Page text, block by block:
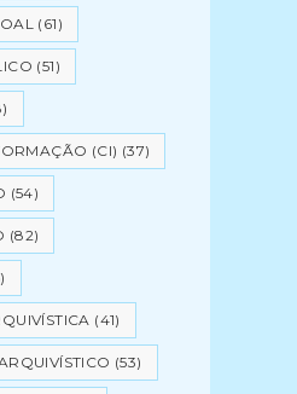
(61)
(51)
(CI) (37)
(54)
(82)
(41)
(53)